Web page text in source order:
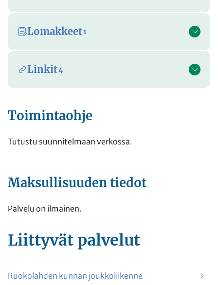
Lomakkeet1
Linkit4
Toimintaohje
Tutustu suunnitelmaan verkossa.
Maksullisuuden tiedot
Palvelu on ilmainen.
Liittyvät palvelut
Ruokolahden kunnan joukkoliikenne